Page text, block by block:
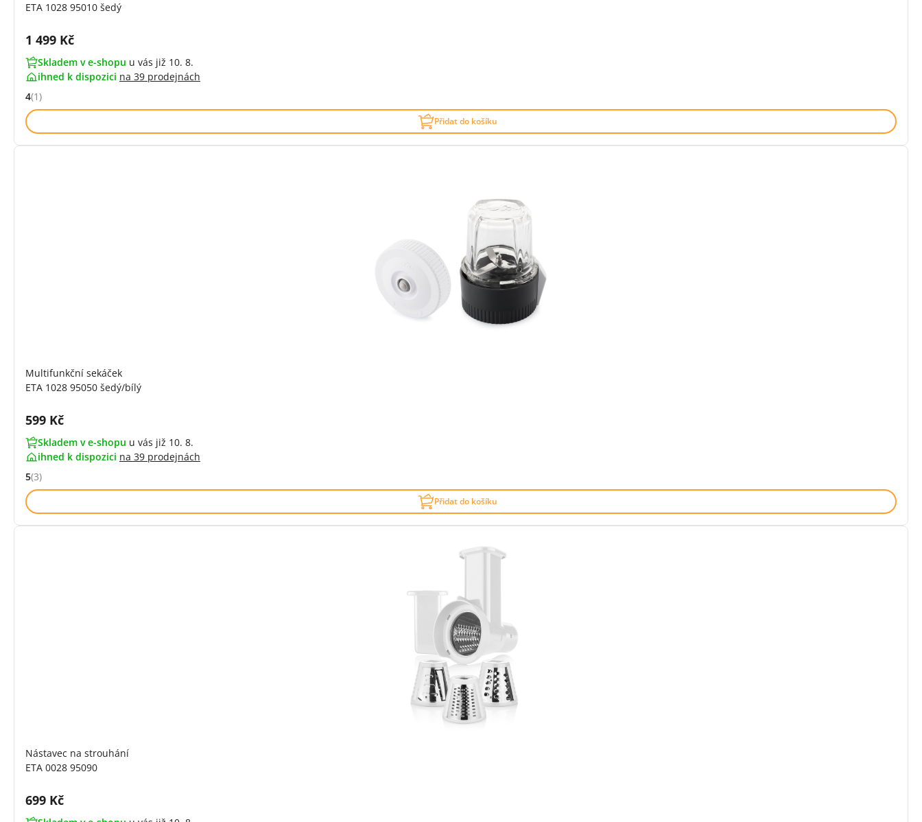
ETA 1028 95010 šedý
Cena s DPH:
1 499 Kč
Skladem v e-shopu u vás již 10. 8.
ihned k dispozici na 39 prodejnách
Hodnocení: 4 z 5 (1 recenzí)
4(1)
Přidat do košíku
Multifunkční sekáček
ETA 1028 95050 šedý/bílý
Cena s DPH:
599 Kč
Skladem v e-shopu u vás již 10. 8.
ihned k dispozici na 39 prodejnách
Hodnocení: 5 z 5 (3 recenzí)
5(3)
Přidat do košíku
Nástavec na strouhání
ETA 0028 95090
Cena s DPH:
699 Kč